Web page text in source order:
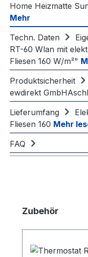
Home Heizmatte
Mehr
Techn. Daten
RT-60 Wlan mit
Fliesen 160 W/m²"
Produktsicherheit
ewdirekt
Lieferumfang
Fliesen 160 Mehr
FAQ
Produktgalerie
Zubehör